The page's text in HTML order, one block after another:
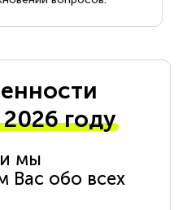
году
и мы
обо всех